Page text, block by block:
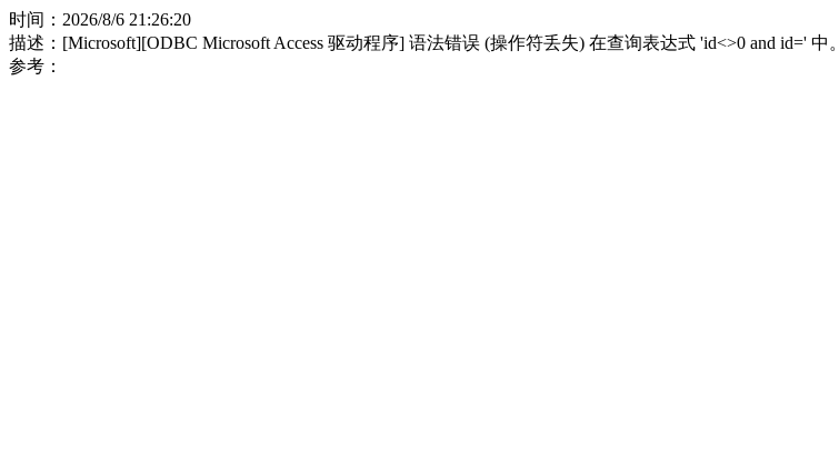
时间：2026/8/6 21:26:20
描述：[Microsoft][ODBC Microsoft Access 驱动程序] 语法错误 (操作符丢失) 在查询表达式 'id<>0 and id=' 中。
参考：